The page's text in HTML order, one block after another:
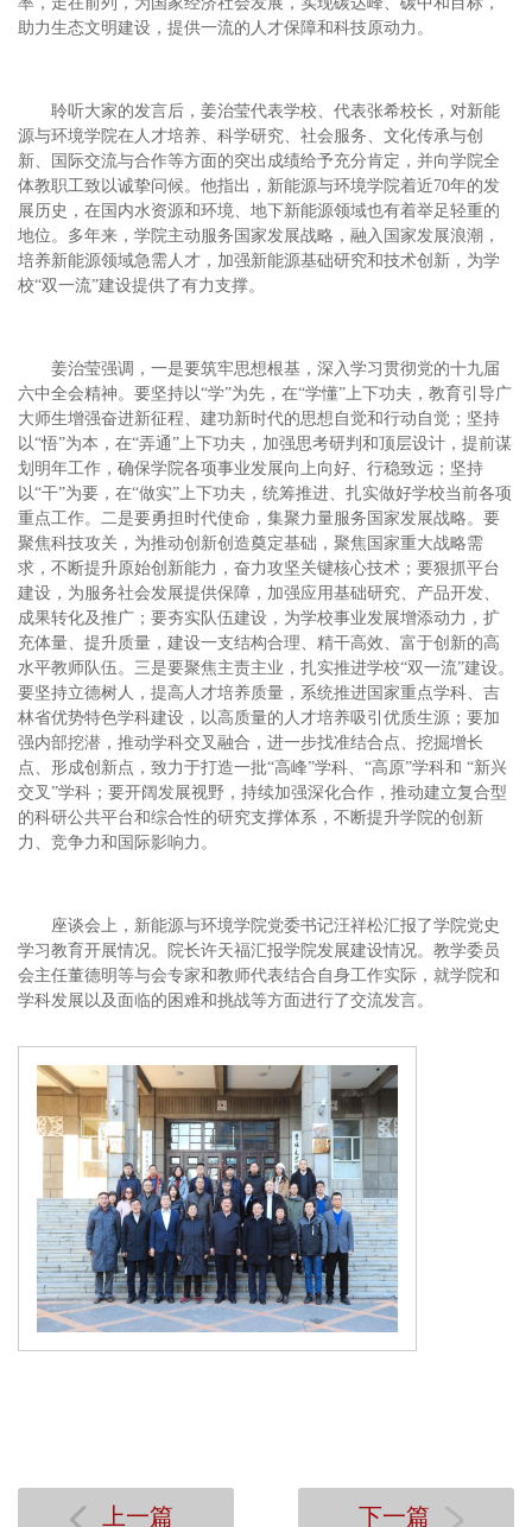
助力生态文明建设，提供一流的人才保障和科技原动力。
聆听大家的发言后，姜治莹代表学校、代表张希校长，对新能
源与环境学院在人才培养、科学研究、社会服务、文化传承与创
新、国际交流与合作等方面的突出成绩给予充分肯定，并向学院全
体教职工致以诚挚问候。他指出，新能源与环境学院着近70年的发
展历史，在国内水资源和环境、地下新能源领域也有着举足轻重的
地位。多年来，学院主动服务国家发展战略，融入国家发展浪潮，
培养新能源领域急需人才，加强新能源基础研究和技术创新，为学
校“双一流”建设提供了有力支撑。
姜治莹强调，一是要筑牢思想根基，深入学习贯彻党的十九届
六中全会精神。要坚持以“学”为先，在“学懂”上下功夫，教育引导广
大师生增强奋进新征程、建功新时代的思想自觉和行动自觉；坚持
以“悟”为本，在“弄通”上下功夫，加强思考研判和顶层设计，提前谋
划明年工作，确保学院各项事业发展向上向好、行稳致远；坚持
以“干”为要，在“做实”上下功夫，统筹推进、扎实做好学校当前各项
重点工作。二是要勇担时代使命，集聚力量服务国家发展战略。要
聚焦科技攻关，为推动创新创造奠定基础，聚焦国家重大战略需
求，不断提升原始创新能力，奋力攻坚关键核心技术；要狠抓平台
建设，为服务社会发展提供保障，加强应用基础研究、产品开发、
成果转化及推广；要夯实队伍建设，为学校事业发展增添动力，扩
充体量、提升质量，建设一支结构合理、精干高效、富于创新的高
水平教师队伍。三是要聚焦主责主业，扎实推进学校“双一流”建设。
要坚持立德树人，提高人才培养质量，系统推进国家重点学科、吉
林省优势特色学科建设，以高质量的人才培养吸引优质生源；要加
强内部挖潜，推动学科交叉融合，进一步找准结合点、挖掘增长
点、形成创新点，致力于打造一批“高峰”学科、“高原”学科和 “新兴
交叉”学科；要开阔发展视野，持续加强深化合作，推动建立复合型
的科研公共平台和综合性的研究支撑体系，不断提升学院的创新
力、竞争力和国际影响力。
座谈会上，新能源与环境学院党委书记汪祥松汇报了学院党史
学习教育开展情况。院长许天福汇报学院发展建设情况。教学委员
会主任董德明等与会专家和教师代表结合自身工作实际，就学院和
学科发展以及面临的困难和挑战等方面进行了交流发言。
上一篇 下一篇